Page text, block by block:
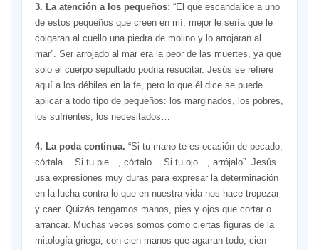
3. La atención a los pequeños: “El que escandalice a uno
de estos pequeños que creen en mí, mejor le sería que le
colgaran al cuello una piedra de molino y lo arrojaran al
mar”. Ser arrojado al mar era la peor de las muertes, ya que
solo el cuerpo sepultado podría resucitar. Jesús se refiere
aquí a los débiles en la fe, pero lo que él dice se puede
aplicar a todo tipo de pequeños: los marginados, los pobres,
los sufrientes, los necesitados…
4. La poda continua. “Si tu mano te es ocasión de pecado,
córtala… Si tu pie…, córtalo… Si tu ojo…, arrójalo”. Jesús
usa expresiones muy duras para expresar la determinación
en la lucha contra lo que en nuestra vida nos hace tropezar
y caer. Quizás tengamos manos, pies y ojos que cortar o
arrancar. Muchas veces somos como ciertas figuras de la
mitología griega, con cien manos que agarran todo, cien